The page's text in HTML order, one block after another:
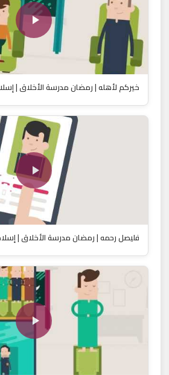
خيركم لأهله | رمضان مدرسة الأخلاق | إسلام
فليصل رحمه | رمضان مدرسة الأخلاق | إسلام